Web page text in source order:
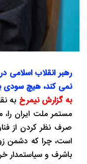
رهبر انقلاب
نمی کند، هیچ سودی
به گزارش نیمرخ به
مستمر ملت ایران
صرف نظر کردن از
است، چرا که دشمن
باشرف و سیاستمدار